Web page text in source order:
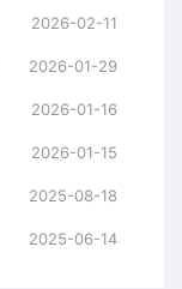
2026-02-11
2026-01-29
2026-01-16
2026-01-15
2025-08-18
2025-06-14